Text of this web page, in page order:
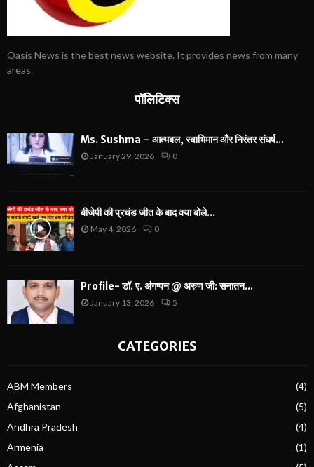
Oasis News is the best news website. It provides news from many
areas.
पॉलिटिक्स
Ms. Sushma – आत्मबल, स्वाभिमान और निरंतर संघर्ष...
January 29, 2026 0
बीजेपी की प्रचंड जीत के बाद क्या बोले...
May 4, 2026 0
Profile- डॉ. ए. अंगप्पन @ अरुण जी: सनातन...
January 13, 2026 5
CATEGORIES
ABM Members
(4)
Afghanistan
(5)
Andhra Pradesh
(4)
Armenia
(1)